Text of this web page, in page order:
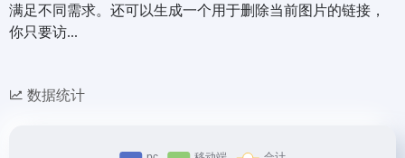
满足不同需求。还可以生成一个用于删除当前图片的链接，
你只要访...
数据统计